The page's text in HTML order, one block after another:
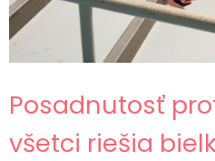
Posadnutosť
všetci riešia